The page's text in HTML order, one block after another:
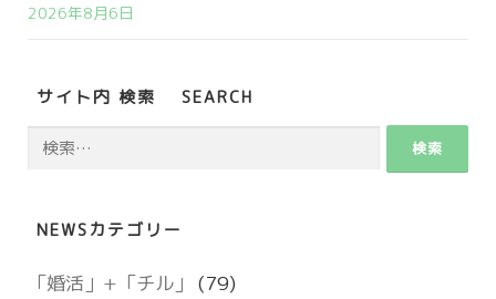
2026年8月6日
サイト内 検索 SEARCH
検
NEWSカテゴリー
「婚活」+「チル」 (79)